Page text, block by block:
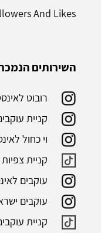
השירותים
רובוט
קניית
וי כחול
קניית
עוקבים
עוקבים
קניית
And Likes